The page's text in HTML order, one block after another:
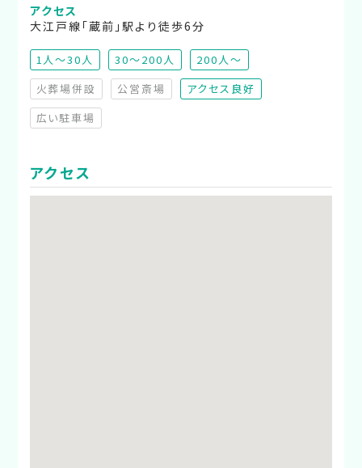
アクセス
大江戸線「蔵前」駅より徒歩6分
1人～30人 30～200人
200人～
火葬場併設
（非対応）
公営斎場
（非対応）
アクセス良好
広い駐車場
（非対応）
アクセス